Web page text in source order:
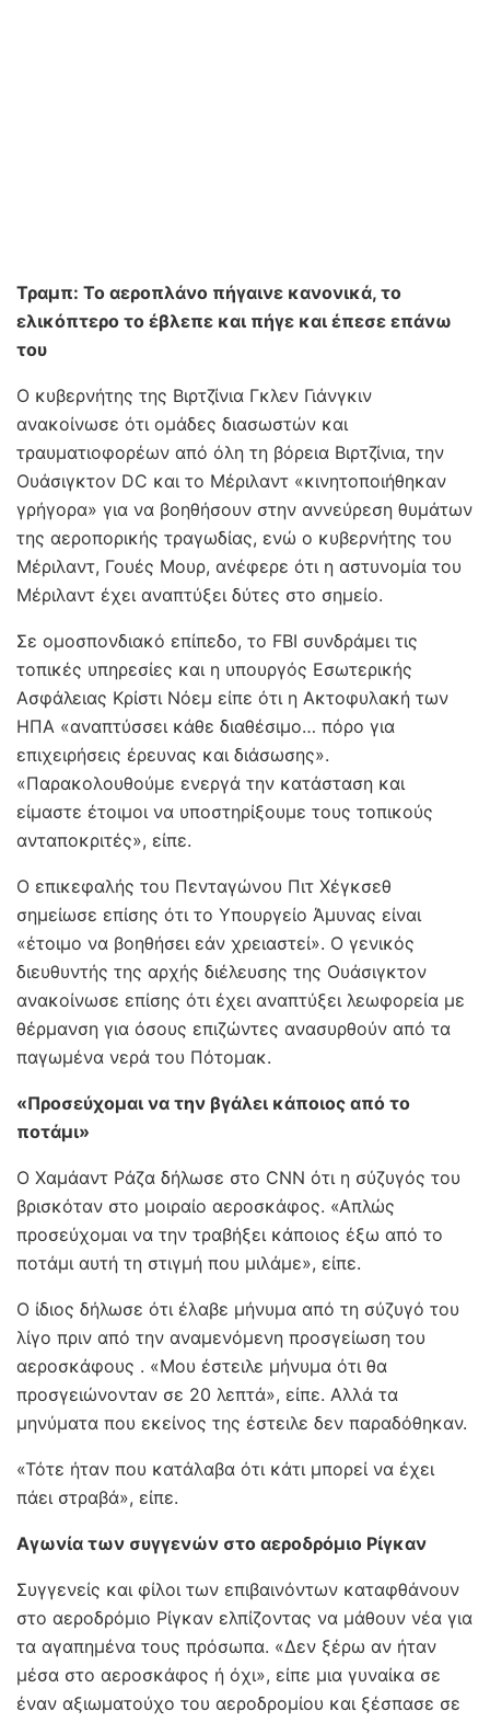
Τραμπ: Το αεροπλάνο πήγαινε κανονικά, το
ελικόπτερο το έβλεπε και πήγε και έπεσε επάνω
του
O κυβερνήτης της Βιρτζίνια Γκλεν Γιάνγκιν
ανακοίνωσε ότι ομάδες διασωστών και
τραυματιοφορέων από όλη τη βόρεια Βιρτζίνια, την
Ουάσιγκτον DC και το Μέριλαντ «κινητοποιήθηκαν
γρήγορα» για να βοηθήσουν στην αννεύρεση θυμάτων
της αεροπορικής τραγωδίας, ενώ ο κυβερνήτης του
Μέριλαντ, Γουές Μουρ, ανέφερε ότι η αστυνομία του
Μέριλαντ έχει αναπτύξει δύτες στο σημείο.
Σε ομοσπονδιακό επίπεδο, το FBI συνδράμει τις
τοπικές υπηρεσίες και η υπουργός Εσωτερικής
Ασφάλειας Κρίστι Νόεμ είπε ότι η Ακτοφυλακή των
ΗΠΑ «αναπτύσσει κάθε διαθέσιμο… πόρο για
επιχειρήσεις έρευνας και διάσωσης».
«Παρακολουθούμε ενεργά την κατάσταση και
είμαστε έτοιμοι να υποστηρίξουμε τους τοπικούς
ανταποκριτές», είπε.
Ο επικεφαλής του Πενταγώνου Πιτ Χέγκσεθ
σημείωσε επίσης ότι το Υπουργείο Άμυνας είναι
«έτοιμο να βοηθήσει εάν χρειαστεί». Ο γενικός
διευθυντής της αρχής διέλευσης της Ουάσιγκτον
ανακοίνωσε επίσης ότι έχει αναπτύξει λεωφορεία με
θέρμανση για όσους επιζώντες ανασυρθούν από τα
παγωμένα νερά του Πότομακ.
«Προσεύχομαι να την βγάλει κάποιος από το
ποτάμι»
Ο Χαμάαντ Ράζα δήλωσε στο CNN ότι η σύζυγός του
βρισκόταν στο μοιραίο αεροσκάφος. «Απλώς
προσεύχομαι να την τραβήξει κάποιος έξω από το
ποτάμι αυτή τη στιγμή που μιλάμε», είπε.
Ο ίδιος δήλωσε ότι έλαβε μήνυμα από τη σύζυγό του
λίγο πριν από την αναμενόμενη προσγείωση του
αεροσκάφους . «Μου έστειλε μήνυμα ότι θα
προσγειώνονταν σε 20 λεπτά», είπε. Αλλά τα
μηνύματα που εκείνος της έστειλε δεν παραδόθηκαν.
«Τότε ήταν που κατάλαβα ότι κάτι μπορεί να έχει
πάει στραβά», είπε.
Αγωνία των συγγενών στο αεροδρόμιο Ρίγκαν
Συγγενείς και φίλοι των επιβαινόντων καταφθάνουν
στο αεροδρόμιο Ρίγκαν ελπίζοντας να μάθουν νέα για
τα αγαπημένα τους πρόσωπα. «Δεν ξέρω αν ήταν
μέσα στο αεροσκάφος ή όχι», είπε μια γυναίκα σε
έναν αξιωματούχο του αεροδρομίου και ξέσπασε σε